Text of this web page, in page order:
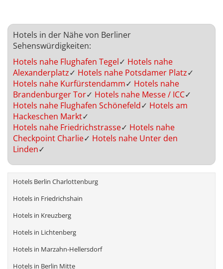
Hotels in der Nähe von Berliner
Sehenswürdigkeiten:
Hotels nahe Flughafen Tegel✓ Hotels nahe
Alexanderplatz✓ Hotels nahe Potsdamer Platz✓
Hotels nahe Kurfürstendamm✓ Hotels nahe
Brandenburger Tor✓ Hotels nahe Messe / ICC✓
Hotels nahe Flughafen Schönefeld✓ Hotels am
Hackeschen Markt✓
Hotels nahe Friedrichstrasse✓ Hotels nahe
Checkpoint Charlie✓ Hotels nahe Unter den
Linden✓
Hotels Berlin Charlottenburg
Hotels in Friedrichshain
Hotels in Kreuzberg
Hotels in Lichtenberg
Hotels in Marzahn-Hellersdorf
Hotels in Berlin Mitte